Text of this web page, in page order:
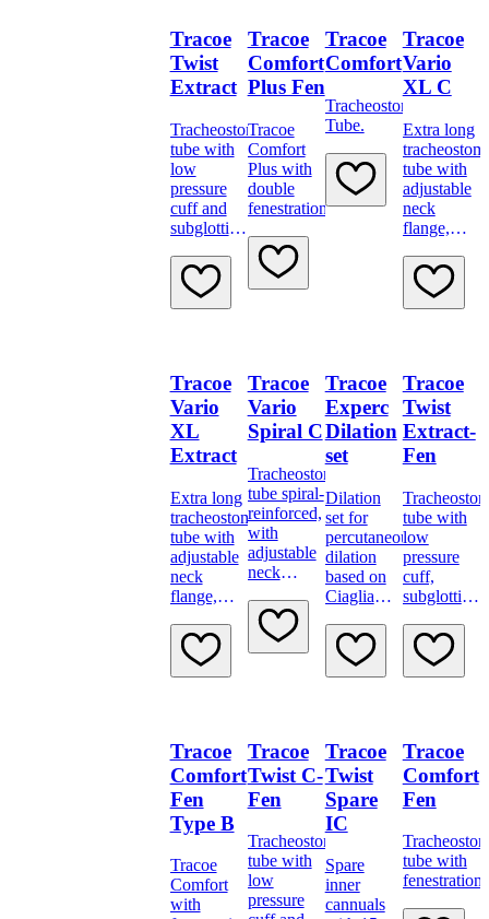
productlijn.
Tracoe
Twist
Extract
Tracheostomy
tube with
low
pressure
cuff and
subglottic
Tracoe
Comfort
Plus Fen
Tracoe
Comfort
Plus with
double
fenestration.
Tracoe
Comfort
Tracheostomy
Tube.
Tracoe
Vario
XL C
Extra long
tube with
adjustable
neck
flange,
pressure
cuff, scale
and 15 mm
Tracoe
Vario
XL
Extract
Extra long
tracheostomy
tube with
adjustable
neck
flange,
pressure
cuff,
subglottic
connector
Tracoe
Vario
Spiral C
Tracheostomy
tube spiral-
reinforced,
with
adjustable
neck
low-
pressure
cuff, scale
Tracoe
Experc
Dilation
set
Dilation
set for
percutaneous
dilation
based on
Ciaglia
Tracoe
Twist
Extract-
Fen
tube with
low
pressure
cuff,
subglottic
and
fenestration
Tracoe
Comfort
Fen
Type B
Tracoe
Comfort
with
Tracoe
Twist C-
Fen
Tracheostomy
tube with
low
pressure
Tracoe
Twist
Spare
IC
Spare
inner
cannuals
Tracoe
Comfort
Fen
tube with
fenestration.